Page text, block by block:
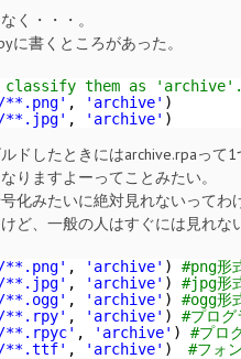
く・・・。
に書くところがあった。
them as
**.png' , 'archive' )
**.jpg' , 'archive' )
ドしたときにはarchive.rpaって
りますよーってことみたい。
化みたいに絶対見れないってわ
ど、一般の人はすぐには見れな
**.png' , 'archive' ) #png形
**.jpg' , 'archive' ) #jpg形
**.ogg' , 'archive' ) #ogg形
**.rpy' , 'archive' ) #プログ
**.rpyc' , 'archive' ) #プロ
**.ttf' , 'archive' ) #フォ